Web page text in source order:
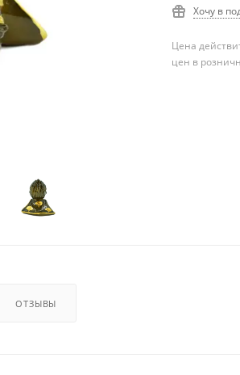
Хочу в
Цена
цен в
ОТЗЫВЫ